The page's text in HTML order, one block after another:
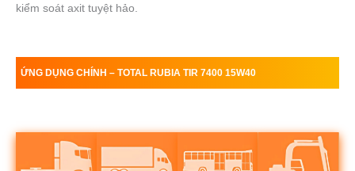
kiểm soát axit tuyệt hảo.
ỨNG DỤNG CHÍNH –TOTAL RUBIA TIR 7400 15W40